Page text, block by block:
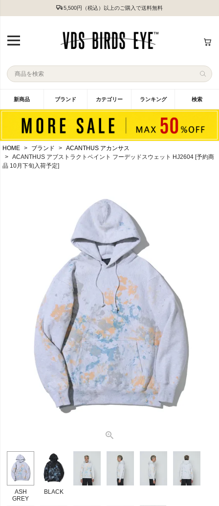
5,500円（税込）以上のご購入で送料無料
新商品 ブランド カテゴリー ランキング 検索
HOME ブランド
ACANTHUS アカンサス
ACANTHUS アブストラクトペイント フーデッドスウェット HJ2604 [予約商
品 10月下旬入荷予定]
ASH
GREY
BLACK